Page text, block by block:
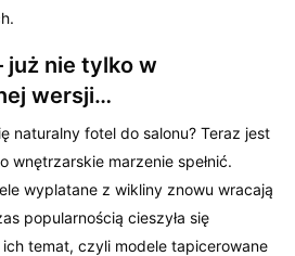
już nie tylko w
wersji…
naturalny fotel do salonu? Teraz jest
wnętrzarskie marzenie spełnić.
wyplatane z wikliny znowu wracają
popularnością cieszyła się
temat, czyli modele tapicerowane